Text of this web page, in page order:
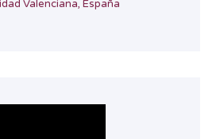
Valenciana, España